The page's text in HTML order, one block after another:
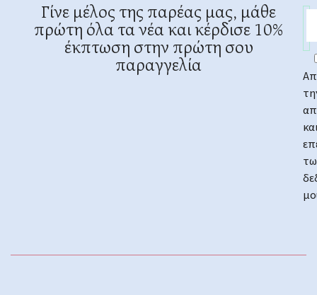
Γίνε μέλος της παρέας μας, μάθε
πρώτη όλα τα νέα και κέρδισε 10%
έκπτωση στην πρώτη σου
παραγγελία